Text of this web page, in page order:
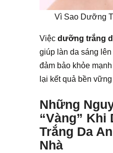
Vì Sao Dưỡng
Việc dưỡng trắng
giúp làn da sáng
đảm bảo khỏe
lại kết quả bền
Những
“Vàng” Khi
Trắng Da
Nhà